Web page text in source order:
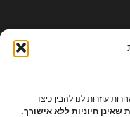
עוזרות לנו להבין כיצד
שאינן חיוניות ללא אישורך.